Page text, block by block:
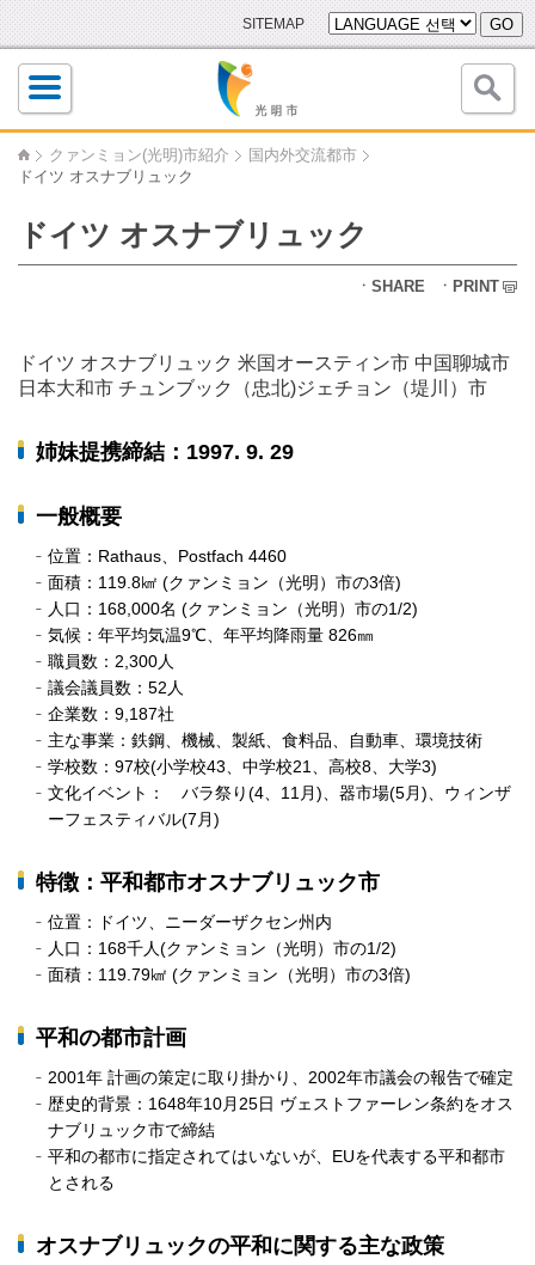
SITEMAP GO
クァンミョン(光明)市紹介
国内外交流都市
ドイツ オスナブリュック
ドイツ オスナブリュック
ㆍSHARE ㆍPRINT
ドイツ オスナブリュック 米国オースティン市 中国聊城市
日本大和市 チュンブック（忠北)ジェチョン（堤川）市
姉妹提携締結：1997. 9. 29
一般概要
位置：Rathaus、Postfach 4460
面積：119.8㎢ (クァンミョン（光明）市の3倍)
人口：168,000名 (クァンミョン（光明）市の1/2)
気候：年平均気温9℃、年平均降雨量 826㎜
職員数：2,300人
議会議員数：52人
企業数：9,187社
主な事業：鉄鋼、機械、製紙、食料品、自動車、環境技術
学校数：97校(小学校43、中学校21、高校8、大学3)
文化イベント： バラ祭り(4、11月)、器市場(5月)、ウィンザ
ーフェスティバル(7月)
特徴：平和都市オスナブリュック市
位置：ドイツ、ニーダーザクセン州内
人口：168千人(クァンミョン（光明）市の1/2)
面積：119.79㎢ (クァンミョン（光明）市の3倍)
平和の都市計画
2001年 計画の策定に取り掛かり、2002年市議会の報告で確定
歴史的背景：1648年10月25日 ヴェストファーレン条約をオス
ナブリュック市で締結
平和の都市に指定されてはいないが、EUを代表する平和都市
とされる
オスナブリュックの平和に関する主な政策